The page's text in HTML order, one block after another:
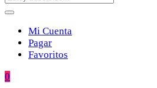
Mi Cuenta
Pagar
Favoritos
0